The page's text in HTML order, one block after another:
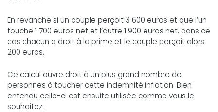
En revanche si un couple perçoit 3 600 euros et que l’un
touche 1 700 euros net et l’autre 1 900 euros net, dans ce
cas chacun a droit à la prime et le couple perçoit alors
200 euros.
Ce calcul ouvre droit à un plus grand nombre de
personnes à toucher cette indemnité inflation. Bien
entendu celle-ci est ensuite utilisée comme vous le
souhaitez.